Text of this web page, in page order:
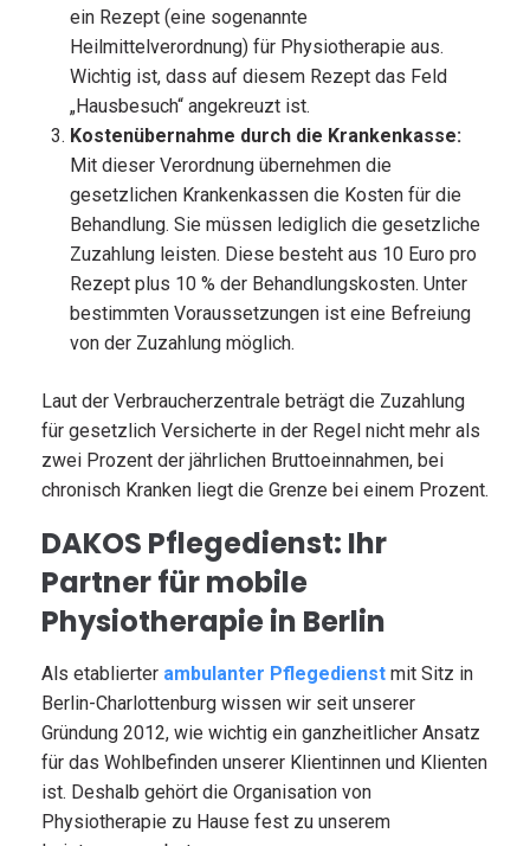
ein Rezept (eine sogenannte
Heilmittelverordnung) für Physiotherapie aus.
Wichtig ist, dass auf diesem Rezept das Feld
„Hausbesuch“ angekreuzt ist.
Kostenübernahme durch die Krankenkasse:
Mit dieser Verordnung übernehmen die
gesetzlichen Krankenkassen die Kosten für die
Behandlung. Sie müssen lediglich die gesetzliche
Zuzahlung leisten. Diese besteht aus 10 Euro pro
Rezept plus 10 % der Behandlungskosten. Unter
bestimmten Voraussetzungen ist eine Befreiung
von der Zuzahlung möglich.
Laut der Verbraucherzentrale beträgt die Zuzahlung
für gesetzlich Versicherte in der Regel nicht mehr als
zwei Prozent der jährlichen Bruttoeinnahmen, bei
chronisch Kranken liegt die Grenze bei einem Prozent.
DAKOS Pflegedienst: Ihr
Partner für mobile
Physiotherapie in Berlin
Als etablierter ambulanter Pflegedienst mit Sitz in
Berlin-Charlottenburg wissen wir seit unserer
Gründung 2012, wie wichtig ein ganzheitlicher Ansatz
für das Wohlbefinden unserer Klientinnen und Klienten
ist. Deshalb gehört die Organisation von
Physiotherapie zu Hause fest zu unserem